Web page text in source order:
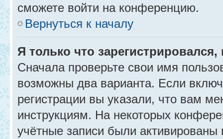
сможете войти на конференцию.
Вернуться к началу
Я только что
Сначала проверьте свои имя
возможны два варианта. Если
регистрации вы указали, что вам
инструкциям. На некоторых
учётные записи были активированы